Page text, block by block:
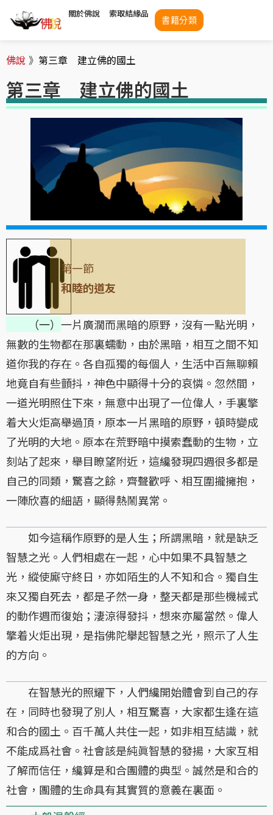
關於佛說 索取結緣品
書籍分類
佛說 》 第三章 建立佛的國土
第三章 建立佛的國土
第一節
和睦的道友
（一） 一片廣濶而黑暗的原野，沒有一點光明，
無數的生物都在那裏蠕動，由於黑暗，相互之間不知
道你我的存在。各自孤獨的每個人，生活中百無聊賴
地竟自有些顫抖，神色中顯得十分的哀憐。忽然間，
一道光明照住下來，無意中出現了一位偉人，手裏擎
着大火炬高舉過頂，原本一片黑暗的原野，頓時變成
了光明的大地。原本在荒野暗中摸索蠢動的生物，立
刻站了起來，舉目瞭望附近，這纔發現四週很多都是
自己的同類，驚喜之餘，齊聲歡呼、相互圍攏擁抱，
一陣欣喜的細語，顯得熱鬧異常。
如今這稱作原野的是人生；所謂黑暗，就是缺乏
智慧之光。人們相處在一起，心中如果不具智慧之
光，縱使廝守終日，亦如陌生的人不知和合。獨自生
來又獨自死去，都是孑然一身，整天都是那些機械式
的動作週而復始；淒涼得發抖，想來亦屬當然。偉人
擎着火炬出現，是指佛陀擧起智慧之光，照示了人生
的方向。
在智慧光的照耀下，人們纔開始體會到自己的存
在，同時也發現了別人，相互驚喜，大家都生逢在這
和合的國土。百千萬人共住一起，如非相互結識，就
不能成爲社會。社會該是純眞智慧的發揚，大家互相
了解而信任，纔算是和合團體的典型。誠然是和合的
社會，團體的生命具有其實質的意義在裏面。